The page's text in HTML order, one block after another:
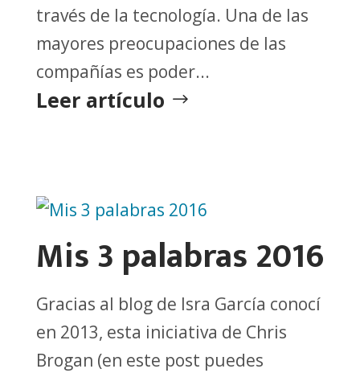
través de la tecnología. Una de las
mayores preocupaciones de las
compañías es poder...
Leer artículo
Mis 3 palabras 2016
Gracias al blog de Isra García conocí
en 2013, esta iniciativa de Chris
Brogan (en este post puedes